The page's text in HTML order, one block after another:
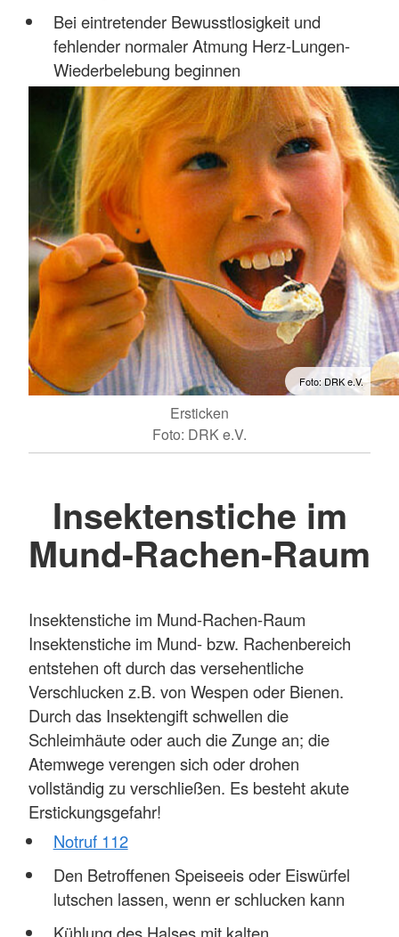
Bei eintretender Bewusstlosigkeit und
fehlender normaler Atmung Herz-Lungen-
Wiederbelebung beginnen
Foto: DRK e.V.
Ersticken
Foto: DRK e.V.
Insektenstiche im
Mund-Rachen-Raum
Insektenstiche im Mund-Rachen-Raum
Insektenstiche im Mund- bzw. Rachenbereich
entstehen oft durch das versehentliche
Verschlucken z.B. von Wespen oder Bienen.
Durch das Insektengift schwellen die
Schleimhäute oder auch die Zunge an; die
Atemwege verengen sich oder drohen
vollständig zu verschließen. Es besteht akute
Erstickungsgefahr!
Notruf 112
Den Betroffenen Speiseeis oder Eiswürfel
lutschen lassen, wenn er schlucken kann
Kühlung des Halses mit kalten